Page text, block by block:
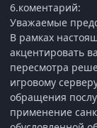
6.коментарий:
Уважаемые
В рамках
акцентировать
пересмотра
игровому
обращения
применение